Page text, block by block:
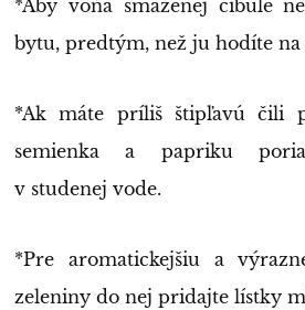
*Aby vôňa smaženej cibule
bytu, predtým, než ju hodíte na
*Ak máte príliš štipľavú čili
semienka a papriku
v studenej vode.
*Pre aromatickejšiu a
zeleniny do nej pridajte lístky